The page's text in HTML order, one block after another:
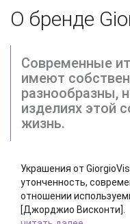
О бренде
Современные
имеют
разнообразны,
изделиях этой
жизнь.
Украшения от
утонченность,
отношении
[Джорджио Висконти].